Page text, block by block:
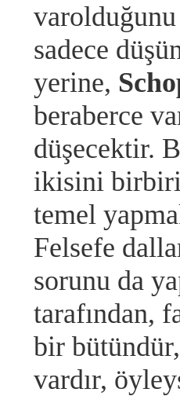
sadece
yerine,
beraberce
düşecektir.
ikisini
temel
Felsefe
sorunu da
tarafından,
bir
vardır,